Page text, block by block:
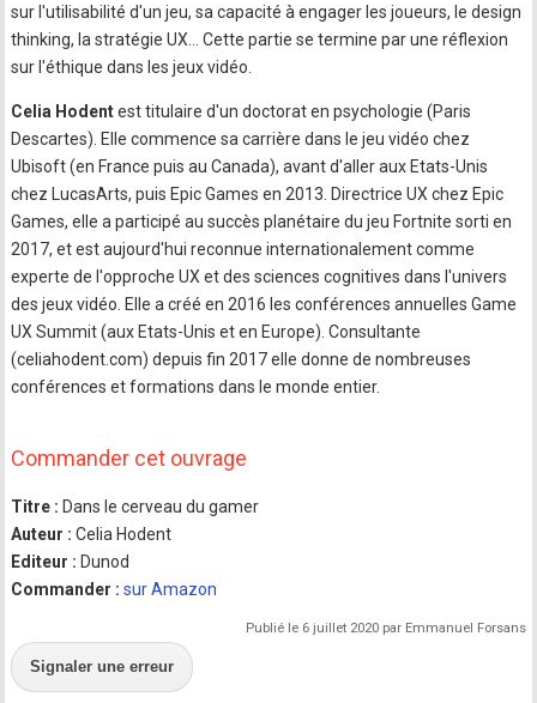
sur l'utilisabilité d'un jeu, sa capacité à engager les joueurs, le design
thinking, la stratégie UX… Cette partie se termine par une réflexion
sur l'éthique dans les jeux vidéo.
Celia Hodentest titulaire d'un doctorat en psychologie (Paris
Descartes). Elle commence sa carrière dans le jeu vidéo chez
Ubisoft (en France puis au Canada), avant d'aller aux Etats-Unis
chez LucasArts, puis Epic Games en 2013. Directrice UX chez Epic
Games, elle a participé au succès planétaire du jeu Fortnite sorti en
2017, et est aujourd'hui reconnue internationalement comme
experte de l'opproche UX et des sciences cognitives dans l'univers
des jeux vidéo. Elle a créé en 2016 les conférences annuelles Game
UX Summit (aux Etats-Unis et en Europe). Consultante
(celiahodent.com) depuis fin 2017 elle donne de nombreuses
conférences et formations dans le monde entier.
Commander cet ouvrage
Titre : Dans le cerveau du gamer
Auteur :Celia Hodent
Editeur : Dunod
Commander :sur Amazon
Publié le 6 juillet 2020 par Emmanuel Forsans
Signaler une erreur